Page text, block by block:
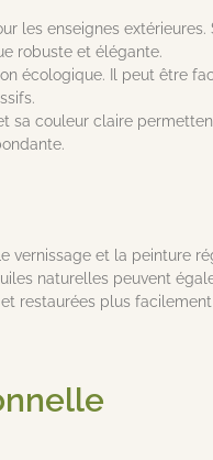
les enseignes
robuste et élégante.
écologique. Il peut être
sa couleur claire
vernissage et la peinture
naturelles peuvent
restaurées plus